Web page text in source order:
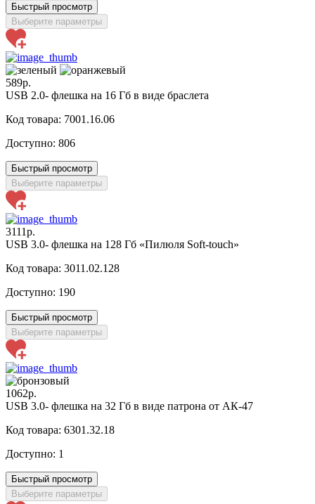
Быстрый просмотр
Выберите параметры
589р.
USB 2.0- флешка на 16 Гб в виде браслета
Код товара: 7001.16.06
Доступно: 806
Быстрый просмотр
Выберите параметры
3111р.
USB 3.0- флешка на 128 Гб «Пилюля Soft-touch»
Код товара: 3011.02.128
Доступно: 190
Быстрый просмотр
Выберите параметры
1062р.
USB 3.0- флешка на 32 Гб в виде патрона от АК-47
Код товара: 6301.32.18
Доступно: 1
Быстрый просмотр
Выберите параметры